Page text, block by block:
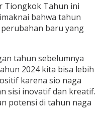
Tiongkok Tahun ini
bahwa tahun
baru yang
tahun sebelumnya
2024 kita bisa lebih
karena sio naga
sisi inovatif dan kreatif.
potensi di tahun naga